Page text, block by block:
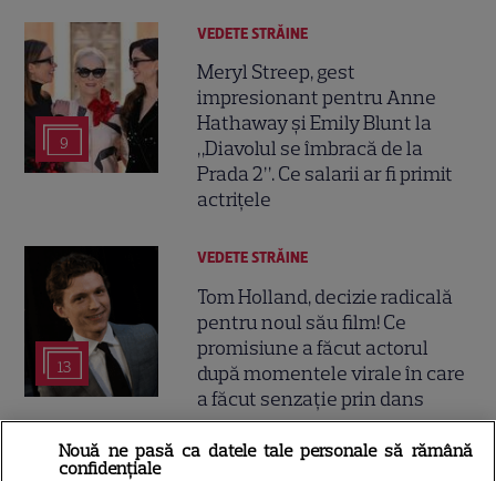
9
VEDETE STRĂINE
Meryl Streep, gest
impresionant pentru Anne
Hathaway și Emily Blunt la
„Diavolul se îmbracă de la
Prada 2”. Ce salarii ar fi primit
actrițele
13
VEDETE STRĂINE
Tom Holland, decizie radicală
pentru noul său film! Ce
promisiune a făcut actorul
după momentele virale în care
a făcut senzație prin dans
SKYSHOWTIME
Nouă ne pasă ca datele tale personale să rămână
confidențiale